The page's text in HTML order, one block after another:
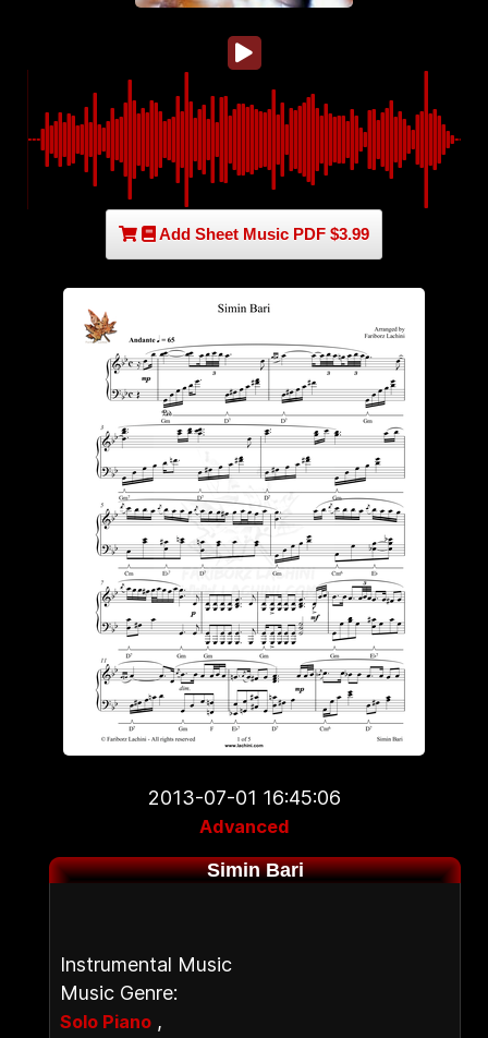
Add Sheet Music PDF $3.99
2013-07-01 16:45:06
Advanced
Simin Bari
Instrumental Music
Music Genre:
Solo Piano ,